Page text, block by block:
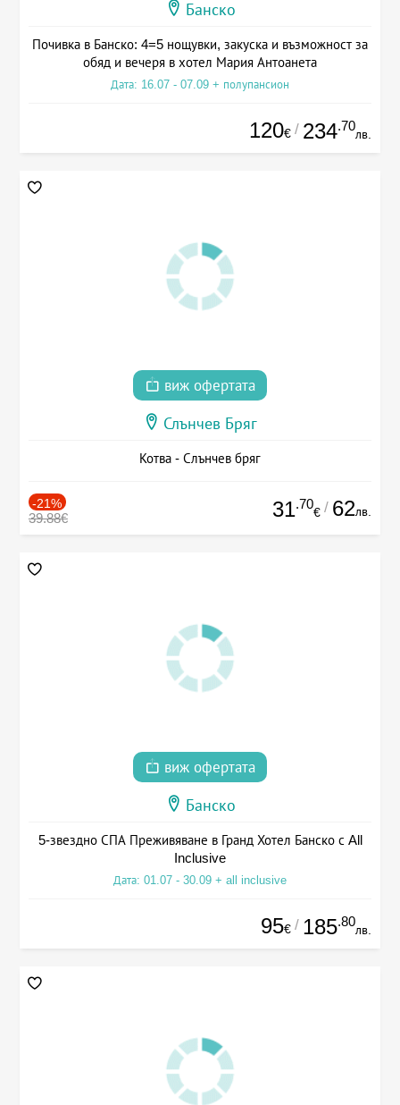
Банско
Почивка в Банско: 4=5 нощувки, закуска и възможност за
обяд и вечеря в хотел Мария Антоанета
Дата: 16.07 - 07.09 + полупансион
120€ / 234.70
лв.
виж офертата
Слънчев Бряг
Котва - Слънчев бряг
-21%
39.88€ 31.70
€ / 62лв.
виж офертата
Банско
5-звездно СПА Преживяване в Гранд Хотел Банско с All
Inclusive
Дата: 01.07 - 30.09 + all inclusive
95€ / 185.80
лв.